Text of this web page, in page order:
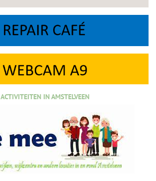
ACTIVITEITEN IN AMSTELVEEN